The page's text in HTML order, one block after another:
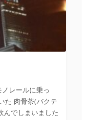
レールに乗っ
た 肉骨茶(バクテ
んでしまいました